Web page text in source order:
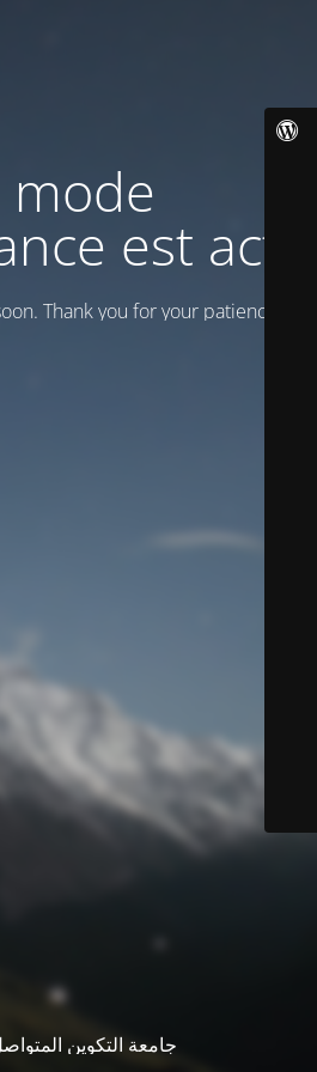
mode
est actif
Thank you for your patience!
© جامعة التكوين المتواصل